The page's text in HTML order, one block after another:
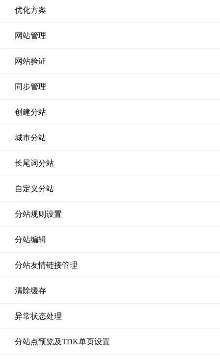
优化方案
网站管理
网站验证
同步管理
创建分站
城市分站
长尾词分站
自定义分站
分站规则设置
分站编辑
分站友情链接管理
清除缓存
异常状态处理
分站点预览及TDK单页设置